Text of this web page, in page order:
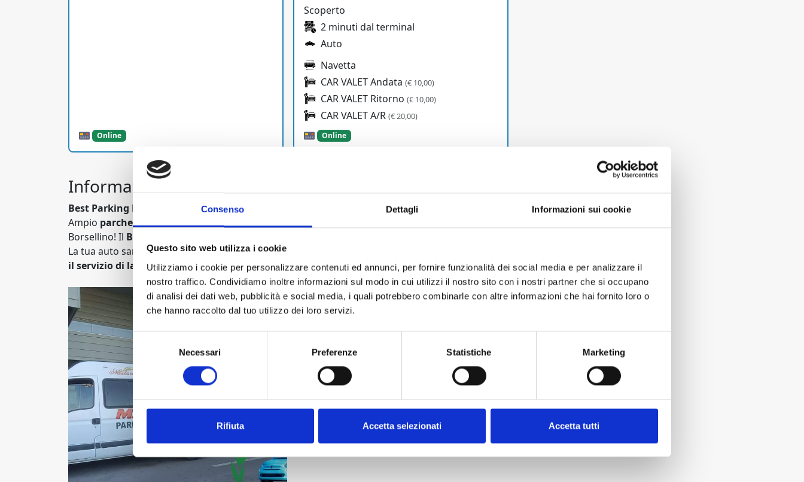
Consenso Dettagli Informazioni sui cookie
Questo sito web utilizza i cookie
Utilizziamo i cookie per personalizzare contenuti ed annunci, per fornire funzionalità dei social media e per analizzare il
nostro traffico. Condividiamo inoltre informazioni sul modo in cui utilizzi il nostro sito con i nostri partner che si occupano
di analisi dei dati web, pubblicità e social media, i quali potrebbero combinarle con altre informazioni che hai fornito loro o
che hanno raccolto dal tuo utilizzo dei loro servizi.
Selezione
del
consenso
Necessari Preferenze Statistiche Marketing
Rifiuta Accetta selezionati Accetta tutti
Online
Scoperto
2 minuti dal terminal
Auto
Navetta
CAR VALET Andata (€ 10,00)
CAR VALET Ritorno (€ 10,00)
CAR VALET A/R (€ 20,00)
Online
Informazioni
Best Parking Palermo
Ampio parcheggioLow Cost a soli 3 minuti in Navetta dall’ Aeroporto di Palermo Falcone
Borsellino! Il Best Parking di Palermo
La tua auto sarà custodita in area recintata e videosorvegliata H24.
il servizio di lavaggio e di officina meccanica specializzata